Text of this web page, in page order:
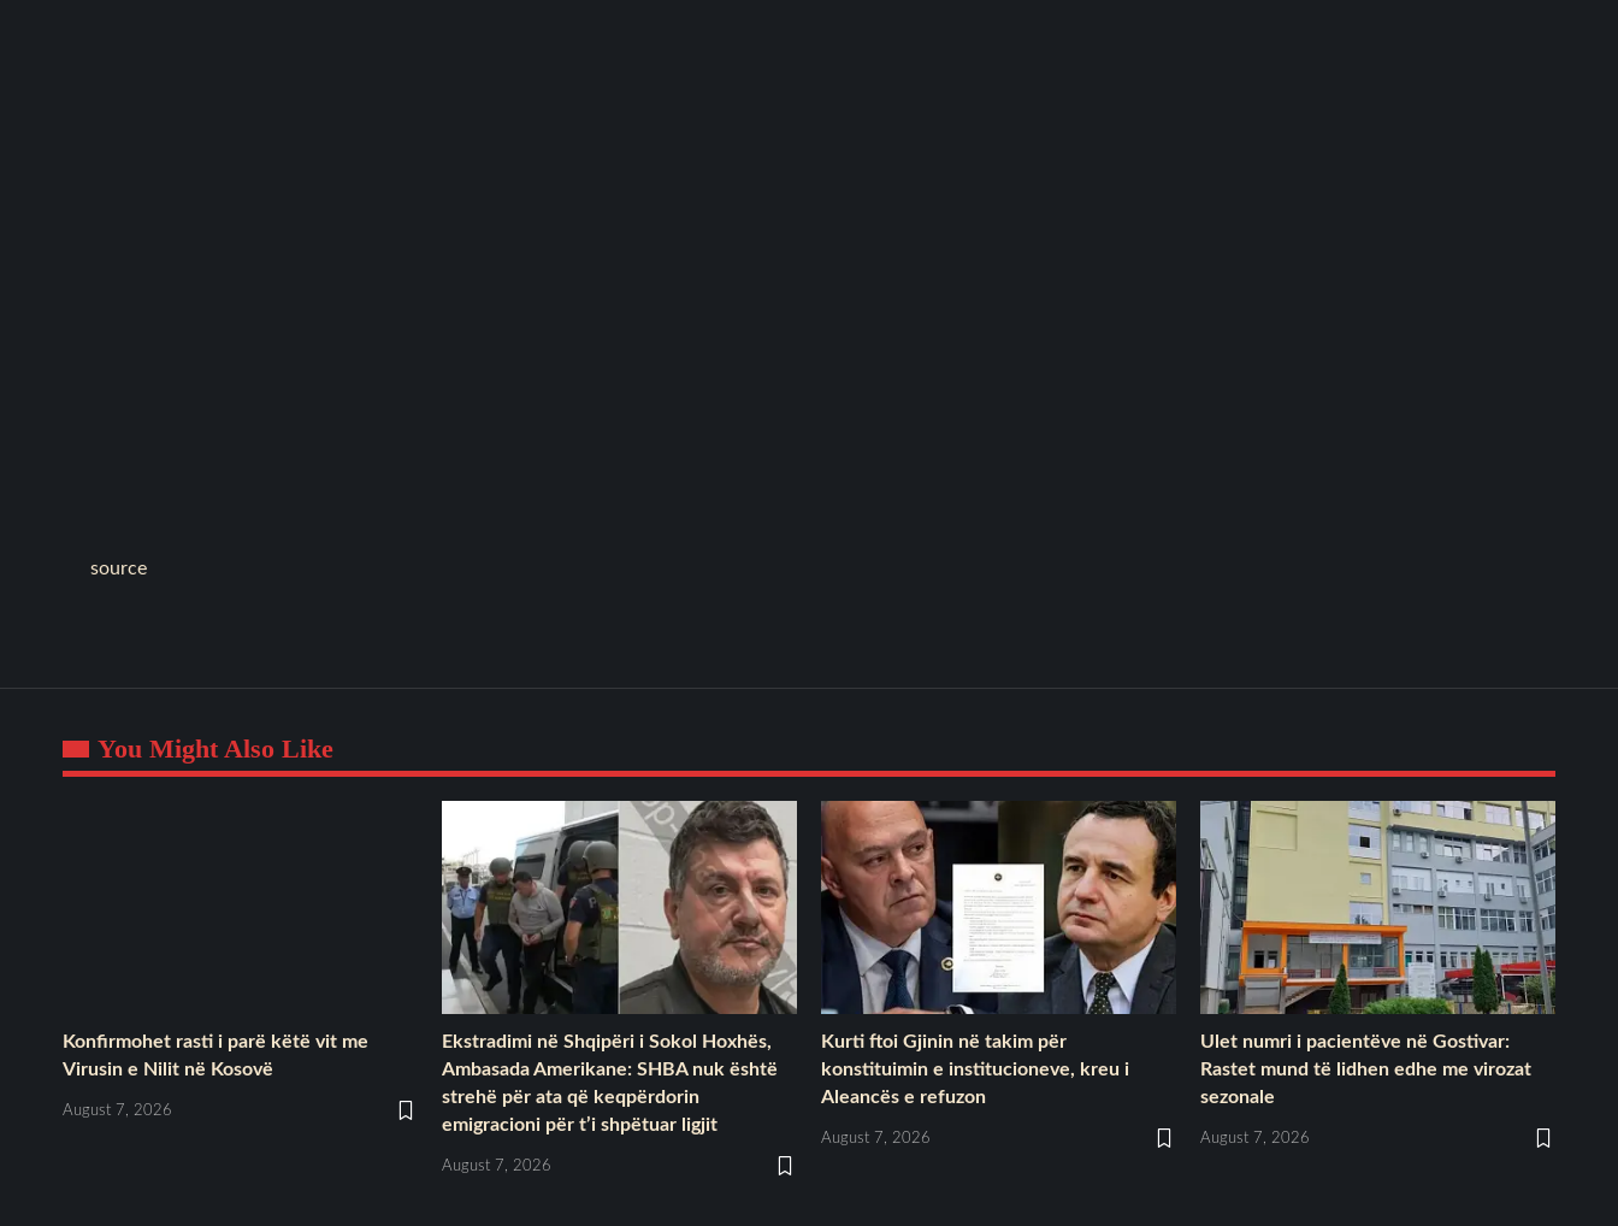
source
You Might Also Like
Konfirmohet rasti i parë këtë vit me
Virusin e Nilit në Kosovë
August 7, 2026
Ekstradimi në Shqipëri i Sokol Hoxhës,
Ambasada Amerikane: SHBA nuk është
strehë për ata që keqpërdorin
emigracioni për t’i shpëtuar ligjit
August 7, 2026
Kurti ftoi Gjinin në takim për
konstituimin e institucioneve, kreu i
Aleancës e refuzon
August 7, 2026
Ulet numri i pacientëve në Gostivar:
Rastet mund të lidhen edhe me virozat
sezonale
August 7, 2026